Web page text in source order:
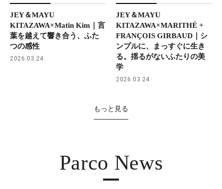
JEY＆MAYU
KITAZAWA×Matin Kim｜言
葉を越えて響き合う、ふた
つの感性
2026.03.24
JEY＆MAYU
KITAZAWA×MARITHÉ +
FRANÇOIS GIRBAUD｜シ
ンプルに、まっすぐに生き
る。揺るがないふたりの美
学
2026.03.24
もっと見る
Parco News